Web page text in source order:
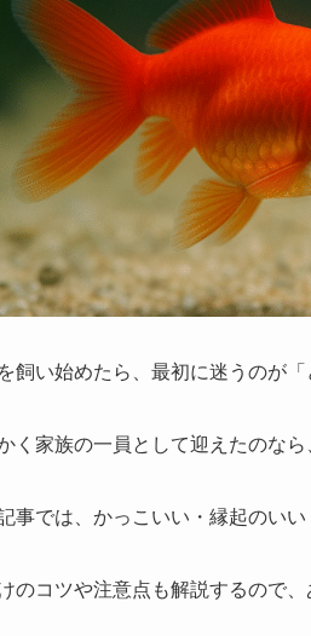
飼い始めたら、最初に迷うのが
く家族の一員として迎えたのな
事では、かっこいい・縁起のい
のコツや注意点も解説するので